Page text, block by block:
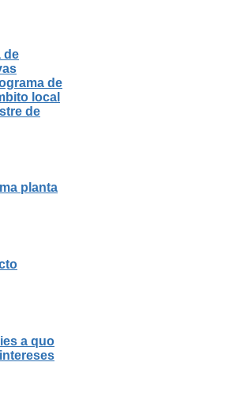
de
de
local
de
planta
a quo